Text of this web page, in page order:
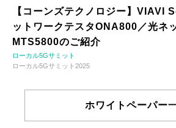
【コーンズテクノロジー】
ットワークテスタONA800／光ネ
MTS5800のご紹介
ローカル5Gサミット
ローカル5Gサミット2025
ホワイトペーパー